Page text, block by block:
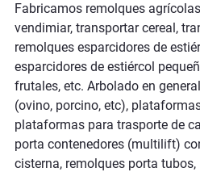
Fabricamos remolques
vendimiar, transportar cereal,
remolques esparcidores de
esparcidores de estiércol
frutales, etc. Arbolado en
(ovino, porcino, etc),
plataformas para trasporte de
porta contenedores (multilift)
cisterna, remolques porta